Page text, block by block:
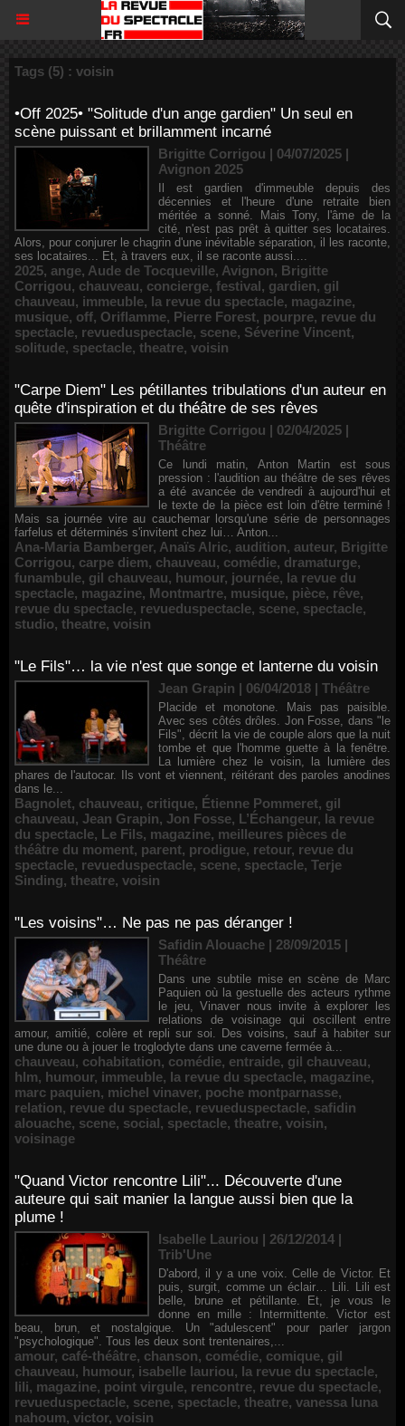
Tags (5) : voisin
•Off 2025• "Solitude d'un ange gardien" Un seul en
scène puissant et brillamment incarné
Brigitte Corrigou | 04/07/2025 |
Avignon 2025
Il est gardien d'immeuble depuis des
décennies et l'heure d'une retraite bien
méritée a sonné. Mais Tony, l'âme de la
cité, n'est pas prêt à quitter ses locataires.
Alors, pour conjurer le chagrin d'une inévitable séparation, il les raconte,
ses locataires... Et, à travers eux, il se raconte aussi....
2025, ange, Aude de Tocqueville, Avignon, Brigitte
Corrigou, chauveau, concierge, festival, gardien, gil
chauveau, immeuble, la revue du spectacle, magazine,
musique, off, Oriflamme, Pierre Forest, pourpre, revue du
spectacle, revueduspectacle, scene, Séverine Vincent,
solitude, spectacle, theatre, voisin
"Carpe Diem" Les pétillantes tribulations d'un auteur en
quête d'inspiration et du théâtre de ses rêves
Brigitte Corrigou | 02/04/2025 |
Théâtre
Ce lundi matin, Anton Martin est sous
pression : l'audition au théâtre de ses rêves
a été avancée de vendredi à aujourd'hui et
le texte de la pièce est loin d'être terminé !
Mais sa journée vire au cauchemar lorsqu'une série de personnages
farfelus et déterminés s'invitent chez lui… Anton...
Ana-Maria Bamberger, Anaïs Alric, audition, auteur, Brigitte
Corrigou, carpe diem, chauveau, comédie, dramaturge,
funambule, gil chauveau, humour, journée, la revue du
spectacle, magazine, Montmartre, musique, pièce, rêve,
revue du spectacle, revueduspectacle, scene, spectacle,
studio, theatre, voisin
"Le Fils"… la vie n'est que songe et lanterne du voisin
Jean Grapin | 06/04/2018 | Théâtre
Placide et monotone. Mais pas paisible.
Avec ses côtés drôles. Jon Fosse, dans "le
Fils", décrit la vie de couple alors que la nuit
tombe et que l'homme guette à la fenêtre.
La lumière chez le voisin, la lumière des
phares de l'autocar. Ils vont et viennent, réitérant des paroles anodines
dans le...
Bagnolet, chauveau, critique, Étienne Pommeret, gil
chauveau, Jean Grapin, Jon Fosse, L’Échangeur, la revue
du spectacle, Le Fils, magazine, meilleures pièces de
théâtre du moment, parent, prodigue, retour, revue du
spectacle, revueduspectacle, scene, spectacle, Terje
Sinding, theatre, voisin
"Les voisins"… Ne pas ne pas déranger !
Safidin Alouache | 28/09/2015 |
Théâtre
Dans une subtile mise en scène de Marc
Paquien où la gestuelle des acteurs rythme
le jeu, Vinaver nous invite à explorer les
relations de voisinage qui oscillent entre
amour, amitié, colère et repli sur soi. Des voisins, sauf à habiter sur
une dune ou à jouer le troglodyte dans une caverne fermée à...
chauveau, cohabitation, comédie, entraide, gil chauveau,
hlm, humour, immeuble, la revue du spectacle, magazine,
marc paquien, michel vinaver, poche montparnasse,
relation, revue du spectacle, revueduspectacle, safidin
alouache, scene, social, spectacle, theatre, voisin,
voisinage
"Quand Victor rencontre Lili"... Découverte d'une
auteure qui sait manier la langue aussi bien que la
plume !
Isabelle Lauriou | 26/12/2014 |
Trib'Une
D'abord, il y a une voix. Celle de Victor. Et
puis, surgit, comme un éclair… Lili. Lili est
belle, brune et pétillante. Et, je vous le
donne en mille : Intermittente. Victor est
beau, brun, et nostalgique. Un "adulescent" pour parler jargon
"psychologique". Tous les deux sont trentenaires,...
amour, café-théâtre, chanson, comédie, comique, gil
chauveau, humour, isabelle lauriou, la revue du spectacle,
lili, magazine, point virgule, rencontre, revue du spectacle,
revueduspectacle, scene, spectacle, theatre, vanessa luna
nahoum, victor, voisin